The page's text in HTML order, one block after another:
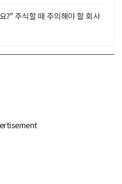
?" 주식할 때 주의해야 할 회사